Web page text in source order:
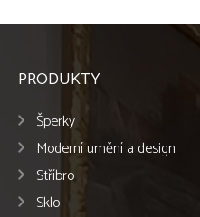
PRODUKTY
Šperky
Moderní umění a design
Stříbro
Sklo